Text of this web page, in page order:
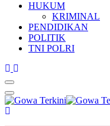
HUKUM
KRIMINAL
PENDIDIKAN
POLITIK
TNI POLRI